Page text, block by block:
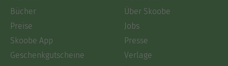
Bücher
Preise
Skoobe App
Geschenkgutscheine
Über Skoobe
Jobs
Presse
Verlage